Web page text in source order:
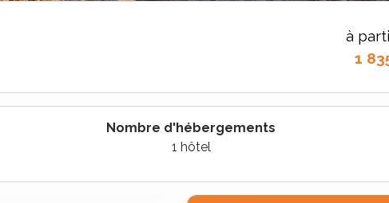
à
1
Nombre d'hébergements
1 hôtel